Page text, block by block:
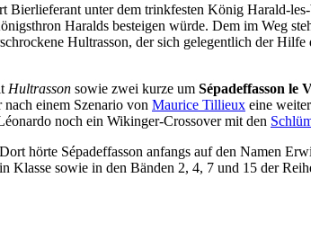
unter dem trinkfesten König Harald-
Haralds besteigen würde. Dem im Weg
Hultrasson, der sich gelegentlich der
Hultrasson sowie zwei kurze um Sépadeffasson le
einem Szenario von Maurice Tillieux eine
noch ein Wikinger-Crossover mit den
hörte Sépadeffasson anfangs auf den Namen
Klasse sowie in den Bänden 2, 4, 7 und 15 der